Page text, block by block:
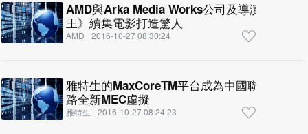
AMD與Arka Media Works公司及導演
王》續集電影打造驚人
AMD 2016-10-27 08:30:24
雅特生的MaxCoreTM平台成為中國聯通與佰
路全新MEC虛擬
雅特生 2016-10-27 08:24:23